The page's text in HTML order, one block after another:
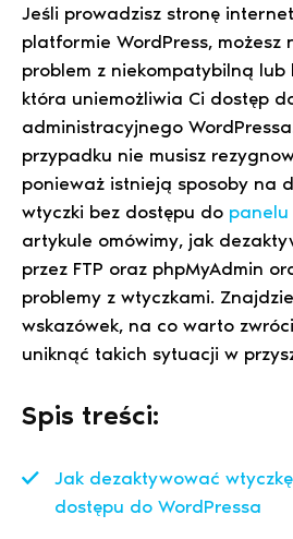
Jeśli prowadzisz stronę
platformie WordPress, możesz
problem z niekompatybilną lub
która uniemożliwia Ci dostęp
administracyjnego
przypadku nie musisz
ponieważ istnieją sposoby na
wtyczki bez dostępu do
artykule omówimy, jak
przez FTP oraz phpMyAdmin
problemy z wtyczkami.
wskazówek, na co warto
uniknąć takich sytuacji w
Spis treści:
Jak dezaktywować
dostępu do WordPressa